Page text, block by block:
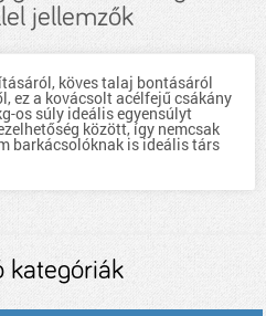
jellemzők
köves talaj bontásáról
ez a kovácsolt acélfejű csákány
os súly ideális egyensúlyt
között, így nemcsak
barkácsolóknak is ideális társ
kategóriák